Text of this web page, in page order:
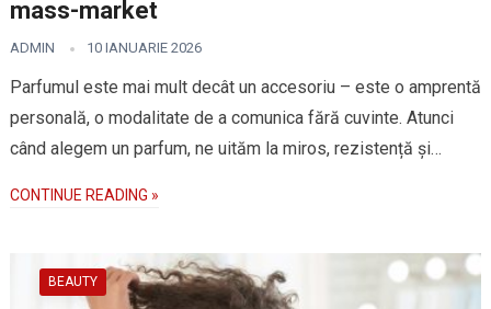
mass-market
ADMIN 10 IANUARIE 2026
Parfumul este mai mult decât un accesoriu – este o amprentă
personală, o modalitate de a comunica fără cuvinte. Atunci
când alegem un parfum, ne uităm la miros, rezistență și…
CONTINUE READING »
BEAUTY